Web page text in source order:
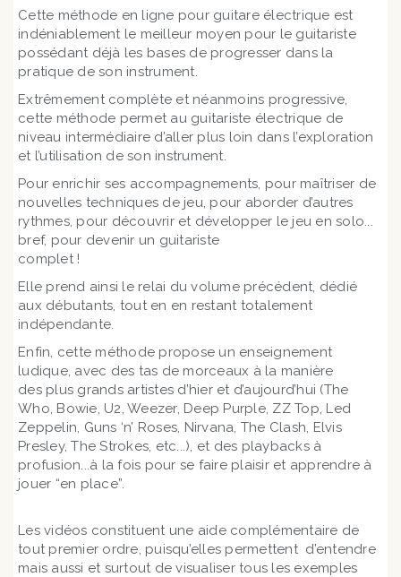
Cette méthode en ligne pour guitare électrique est
indéniablement le meilleur moyen pour le guitariste
possédant déjà les bases de progresser dans la
pratique de son instrument.
Extrêmement complète et néanmoins progressive,
cette méthode permet au guitariste électrique de
niveau intermédiaire d’aller plus loin dans l’exploration
et l’utilisation de son instrument.
Pour enrichir ses accompagnements, pour maîtriser de
nouvelles techniques de jeu, pour aborder d’autres
rythmes, pour découvrir et développer le jeu en solo...
bref, pour devenir un guitariste
complet !
Elle prend ainsi le relai du volume précédent, dédié
aux débutants, tout en en restant totalement
indépendante.
Enfin, cette méthode propose un enseignement
ludique, avec des tas de morceaux à la manière
des plus grands artistes d’hier et d’aujourd’hui (The
Who, Bowie, U2, Weezer, Deep Purple, ZZ Top, Led
Zeppelin, Guns ‘n’ Roses, Nirvana, The Clash, Elvis
Presley, The Strokes, etc...), et des playbacks à
profusion...à la fois pour se faire plaisir et apprendre à
jouer “en place”.
Les vidéos constituent une aide complémentaire de
tout premier ordre, puisqu’elles permettent d’entendre
mais aussi et surtout de visualiser tous les exemples